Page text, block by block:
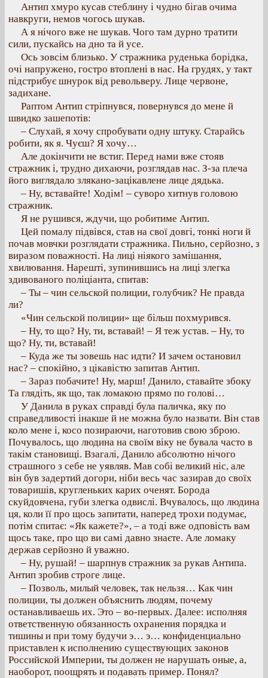
Антип хмуро кусав стеблину і чудно бігав очима
навкруги, немов чогось шукав.
А я нічого вже не шукав. Чого там дурно тратити
сили, пускайсь на дно та й усе.
Ось зовсім близько. У стражника руденька борідка,
очі напружено, гостро втоплені в нас. На грудях, у такт
підстрибує шнурок від револьверу. Лице червоне,
задихане.
Раптом Антип стріпнувся, повернувся до мене й
швидко зашепотів:
– Слухай, я хочу спробувати одну штуку. Старайсь
робити, як я. Чуєш? Я хочу…
Але докінчити не встиг. Перед нами вже стояв
стражник і, трудно дихаючи, розглядав нас. З-за плеча
його виглядало злякано-зацікавлене лице дядька.
– Ну, вставайте! Ходім! – суворо хитнув головою
стражник.
Я не рушився, ждучи, що робитиме Антип.
Цей помалу підвівся, став на свої довгі, тонкі ноги й
почав мовчки розглядати стражника. Пильно, серйозно, з
виразом поважності. На лиці ніякого замішання,
хвилювання. Нарешті, зупинившись на лиці злегка
здивованого поліціанта, спитав:
– Ты – чин сельской полиции, голубчик? Не правда
ли?
«Чин сельской полиции» ще більш похмурився.
– Ну, то що? Ну, ти, вставай! – Я теж устав. – Ну, то
що? Ну, ти, вставай!
– Куда же ты зовешь нас идти? И зачем остановил
нас? – спокійно, з цікавістю запитав Антип.
– Зараз побачите! Ну, марш! Данило, ставайте збоку
Та глядіть, як що, так ломакою прямо по голові…
У Данила в руках справді була паличка, яку по
справедливості інакше й не можна було назвати. Він став
коло мене і, косо позираючи, наготовив свою зброю.
Почувалось, що людина на своїм віку не бувала часто в
такім становищі. Взагалі, Данило абсолютно нічого
страшного з себе не уявляв. Мав собі великий ніс, але
він був задертий догори, ніби весь час зазирав до своїх
товаришів, кругленьких карих оченят. Борода
скуйдовчена, губи злегка одвислі. Вчувалось, що людина
ця, коли її про щось запитати, наперед трохи подумає,
потім спитає: «Як кажете?», – а тоді вже одповість вам
щось таке, про що ви самі давно знаєте. Але ломаку
держав серйозно й уважно.
– Ну, рушай! – шарпнув стражник за рукав Антипа.
Антип зробив строге лице.
– Позволь, милый человек, так нельзя… Как чин
полиции, ты должен объяснить людям, почему
останавливаешь их. Это – во-первых. Далее: исполняя
ответственную обязанность охранения порядка и
тишины и при тому будучи э… э… конфиденциально
приставлен к исполнению существующих законов
Российской Империи, ты должен не нарушать оные, а,
наоборот, поощрять и подавать пример. Понял?